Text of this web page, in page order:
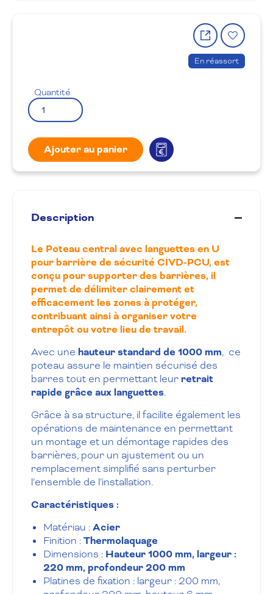
Partager
le
produit
à
la
En réassort
Quantité
Ajouter au panier
Description
Le Poteau central avec languettes en U
pour barrière de sécurité CIVD-PCU, est
conçu pour supporter des barrières, il
permet de délimiter clairement et
efficacement les zones à protéger,
contribuant ainsi à organiser votre
entrepôt ou votre lieu de travail.
Avec une hauteur standard de 1000 mm, ce
poteau assure le maintien sécurisé des
barres tout en permettant leurretrait
rapide grâce aux languettes.
Grâce à sa structure, il facilite également les
opérations de maintenance en permettant
un montage et un démontage rapides des
barrières, pour un ajustement ou un
remplacement simplifié sans perturber
l’ensemble de l’installation.
Caractéristiques :
Matériau :Acier
Finition :Thermolaquage
Dimensions : Hauteur 1000 mm, largeur :
220 mm, profondeur 200 mm
Platines de fixation : largeur : 200 mm,